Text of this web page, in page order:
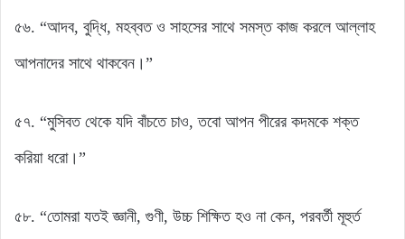
৫৬. “আদব, বুদ্ধি, মহব্বত ও সাহসের সাথে সমস্ত কাজ করলে আল্লাহ
আপনাদের সাথে থাকবেন।”
৫৭. “মুসিবত থেকে যদি বাঁচতে চাও, তবো আপন পীরের কদমকে শক্ত
করিয়া ধরো।”
৫৮. “তোমরা যতই জ্ঞানী, গুণী, উচ্চ শিক্ষিত হও না কেন, পরবর্তী মূহুর্ত